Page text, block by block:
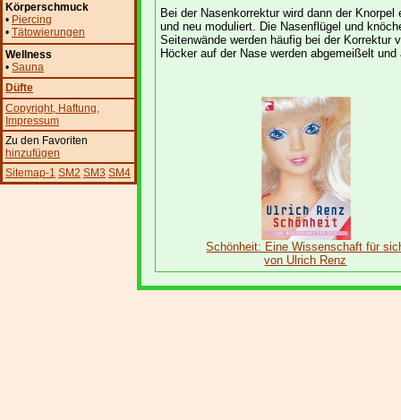
Bei der Nasenkorrektur wird dann der Knorpel
und neu moduliert. Die Nasenflügel und
Seitenwände werden häufig bei der Korrektur
Höcker auf der Nase werden abgemeißelt und
Schönheit: Eine Wissenschaft für
von Ulrich Renz
Körperschmuck
• Piercing
• Tätowierungen
Wellness
• Sauna
Düfte
Copyright, Haftung,
Impressum
Zu den Favoriten
hinzufügen
Sitemap-1 SM2 SM3 SM4